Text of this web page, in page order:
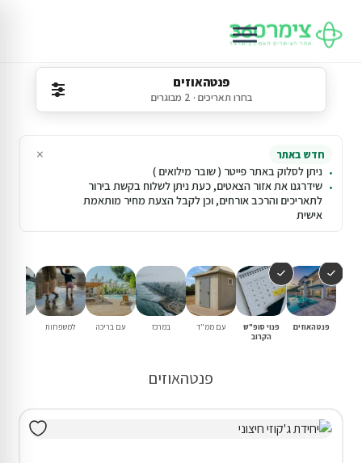
פנטהאוזים
בחרו תאריכים · 2 מבוגרים
חדש באתר
ניתן לסלוק באתר פייטר ( שובר מילואים )
שידרגנו את אזור הצאטים, כעת ניתן לשלוח בקשת בירור
לתאריכים והרכב אורחים, וכן לקבל הצעת מחיר מותאמת
אישית
×
פנטהאוזים
פנוי סופ"ש
הקרוב
עם ממ"ד במרכז עם בריכה למשפחות
פנטהאוזים